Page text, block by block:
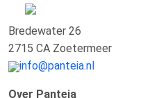
Bredewater 26
2715 CA Zoetermeer
info@panteia.nl
Over Panteia